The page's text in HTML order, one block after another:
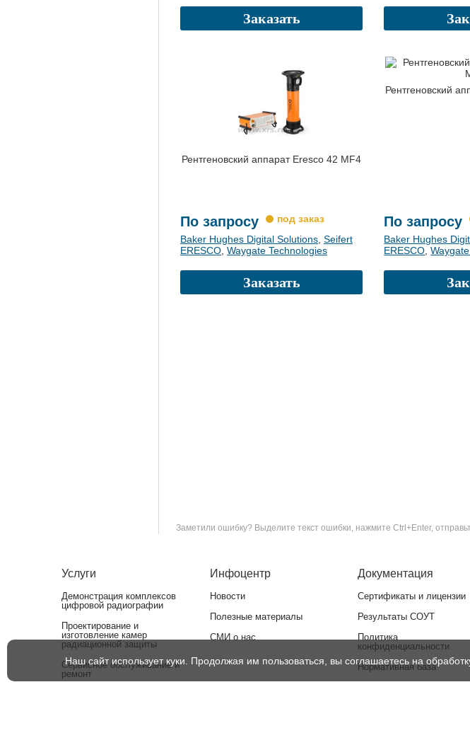
Заказать
Рентгеновский аппарат Eresco 42 MF4
По запросу
Baker Hughes Digital Solutions, Seifert
ERESCO, Waygate Technologies
Заказать
Рентгеновский
По запросу
Baker Hughes
ERESCO,
Заметили ошибку? Выделите текст ошибки, нажмите Ctrl+Enter,
Услуги
Демонстрация комплексов
цифровой радиографии
Проектирование и
изготовление камер
радиационной защиты
Сервисное обслуживание и
ремонт
Инфоцентр
Новости
Полезные материалы
СМИ о нас
Документация
Сертификаты и лицензии
Результаты СОУТ
Политика
конфиденциальности
Нормативная база
Наш сайт использует куки. Продолжая им пользоваться, вы соглашаетесь на